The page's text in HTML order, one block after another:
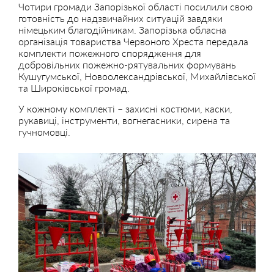
Чотири громади Запорізької області посилили свою
готовність до надзвичайних ситуацій завдяки
німецьким благодійникам. Запорізька обласна
організація товариства Червоного Хреста передала
комплекти пожежного спорядження для
добровільних пожежно-рятувальних формувань
Кушугумської, Новоолександрівської, Михайлівської
та Широківської громад.
У кожному комплекті – захисні костюми, каски,
рукавиці, інструменти, вогнегасники, сирена та
гучномовці.